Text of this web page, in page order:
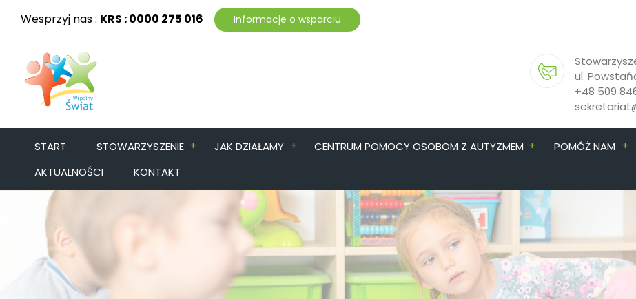
Wesprzyj nas : KRS : 0000 275 016 Informacje o wsparciu
ul.
+48 509
START STOWARZYSZENIE + JAK DZIAŁAMY + CENTRUM POMOCY OSOBOM Z AUTYZMEM + POMÓŻ NAM +
AKTUALNOŚCI
KONTAKT